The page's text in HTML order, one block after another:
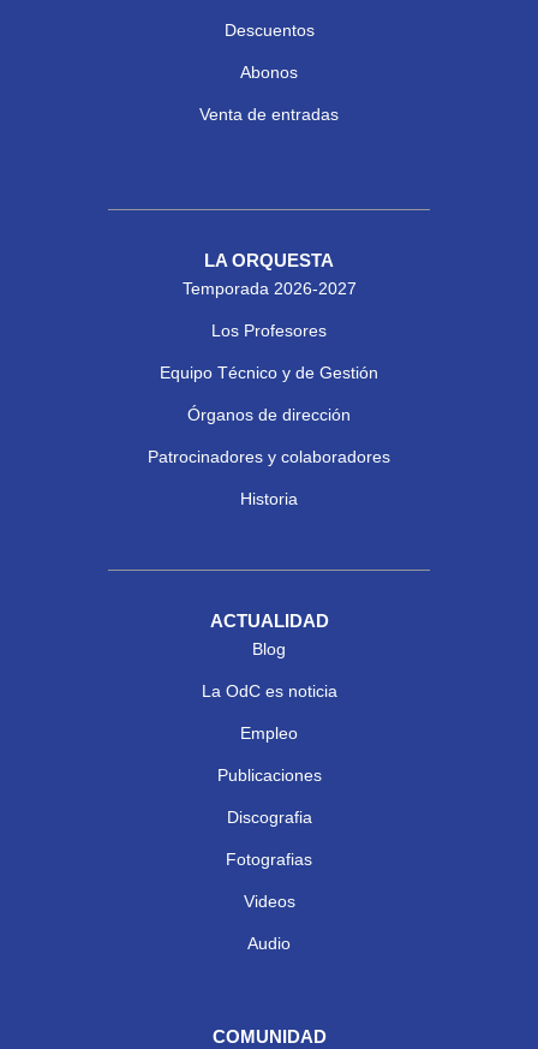
Descuentos
Abonos
Venta de entradas
LA ORQUESTA
Temporada 2026-2027
Los Profesores
Equipo Técnico y de Gestión
Órganos de dirección
Patrocinadores y colaboradores
Historia
ACTUALIDAD
Blog
La OdC es noticia
Empleo
Publicaciones
Discografia
Fotografias
Videos
Audio
COMUNIDAD